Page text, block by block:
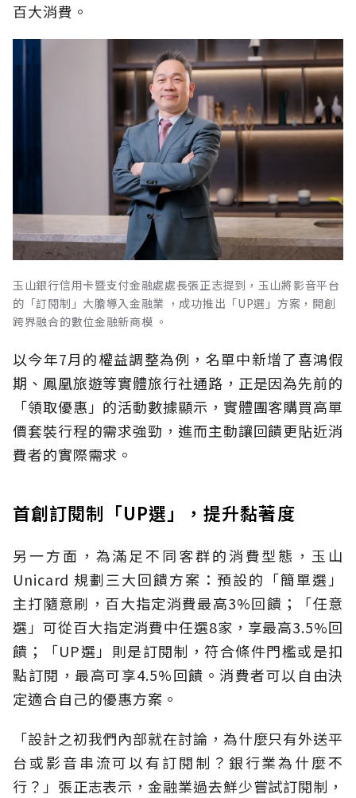
百大消費。
玉山銀行信用卡暨支付金融處處長張正志提到，玉山將影音平台
的「訂閱制」大膽導入金融業 ，成功推出「UP選」方案，開創
跨界融合的數位金融新商模 。
以今年7月的權益調整為例，名單中新增了喜鴻假
期、鳳凰旅遊等實體旅行社通路，正是因為先前的
「領取優惠」的活動數據顯示，實體團客購買高單
價套裝行程的需求強勁，進而主動讓回饋更貼近消
費者的實際需求。
首創訂閱制「UP選」，提升黏著度
另一方面，為滿足不同客群的消費型態，玉山
Unicard 規劃三大回饋方案：預設的「簡單選」
主打隨意刷，百大指定消費最高3%回饋；「任意
選」可從百大指定消費中任選8家，享最高3.5%回
饋；「UP選」則是訂閱制，符合條件門檻或是扣
點訂閱，最高可享4.5%回饋。消費者可以自由決
定適合自己的優惠方案。
「設計之初我們內部就在討論，為什麼只有外送平
台或影音串流可以有訂閱制？銀行業為什麼不
行？」張正志表示，金融業過去鮮少嘗試訂閱制，